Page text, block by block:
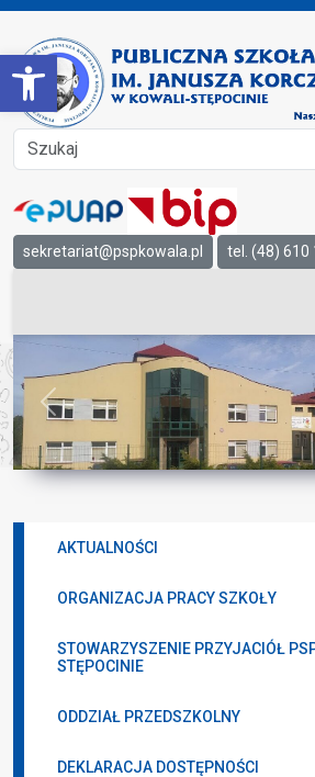
Open toolbar
sekretariat@pspkowala.pl tel. (48) 610
Previous
AKTUALNOŚCI
ORGANIZACJA PRACY SZKOŁY
STOWARZYSZENIE PRZYJACIÓŁ
STĘPOCINIE
ODDZIAŁ PRZEDSZKOLNY
DEKLARACJA DOSTĘPNOŚCI